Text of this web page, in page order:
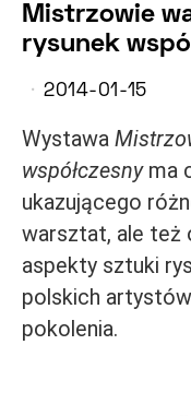
Mistrzowie
rysunek
2014-01-15
Wystawa
współczesnyma
ukazującego
warsztat, ale też
aspekty sztuki
polskich
pokolenia.